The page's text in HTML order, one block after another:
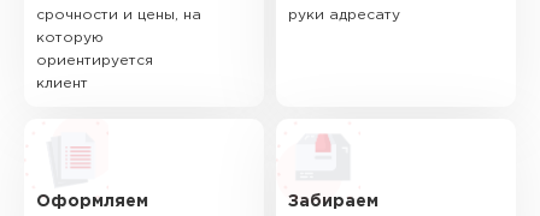
срочности и цены, на
которую
ориентируется
клиент
руки адресату
Оформляем
Забираем